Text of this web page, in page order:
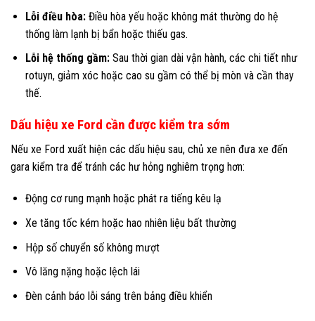
Lỗi điều hòa:Điều hòa yếu hoặc không mát thường do hệ
thống làm lạnh bị bẩn hoặc thiếu gas.
Lỗi hệ thống gầm:Sau thời gian dài vận hành, các chi tiết như
rotuyn, giảm xóc hoặc cao su gầm có thể bị mòn và cần thay
thế.
Dấu hiệu xe Ford cần được kiểm tra sớm
Nếu xe Ford xuất hiện các dấu hiệu sau, chủ xe nên đưa xe đến
gara kiểm tra để tránh các hư hỏng nghiêm trọng hơn:
Động cơ rung mạnh hoặc phát ra tiếng kêu lạ
Xe tăng tốc kém hoặc hao nhiên liệu bất thường
Hộp số chuyển số không mượt
Vô lăng nặng hoặc lệch lái
Đèn cảnh báo lỗi sáng trên bảng điều khiển